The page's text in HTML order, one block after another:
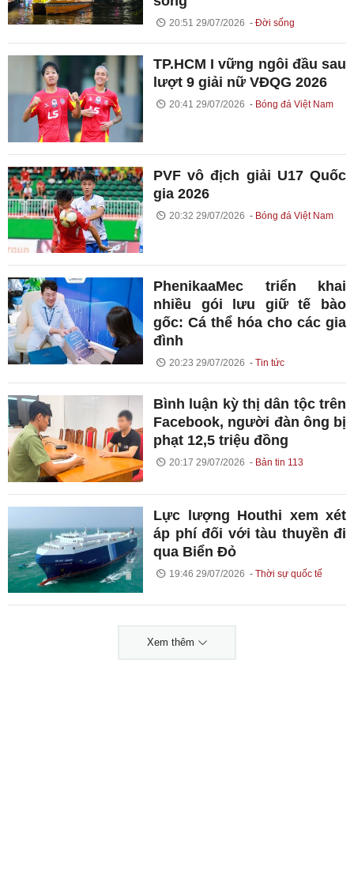
20:51 29/07/2026 Đời sống
TP.HCM I vững ngôi đầu sau
lượt 9 giải nữ VĐQG 2026
20:41 29/07/2026 Bóng đá Việt Nam
PVF vô địch giải U17 Quốc
gia 2026
20:32 29/07/2026 Bóng đá Việt Nam
PhenikaaMec triển khai
nhiều gói lưu giữ tế bào
gốc: Cá thể hóa cho các gia
đình
20:23 29/07/2026 Tin tức
Bình luận kỳ thị dân tộc trên
Facebook, người đàn ông bị
phạt 12,5 triệu đồng
20:17 29/07/2026 Bản tin 113
Lực lượng Houthi xem xét
áp phí đối với tàu thuyền đi
qua Biển Đỏ
19:46 29/07/2026 Thời sự quốc tế
Xem thêm